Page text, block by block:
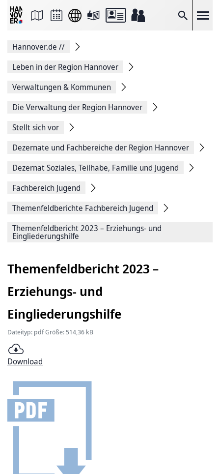
Suche
Seite
Facebook
teilen
Seitenlink
Seite
Hannover.de //
Leben in der Region Hannover
Verwaltungen & Kommunen
Die Verwaltung der Region Hannover
Stellt sich vor
Dezernate und Fachbereiche der Region Hannover
Dezernat Soziales, Teilhabe, Familie und Jugend
Fachbereich Jugend
Themenfeldberichte Fachbereich Jugend
Themenfeldbericht 2023 – Erziehungs- und
Eingliederungshilfe
Themenfeldbericht 2023 –
Erziehungs- und
Eingliederungshilfe
Dateityp: pdf Größe: 514,36 kB
Download